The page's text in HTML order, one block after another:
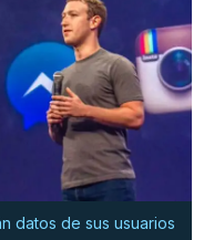
datos de sus usuarios